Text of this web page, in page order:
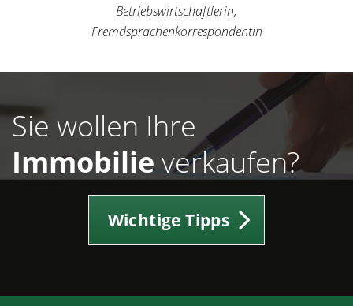
Betriebswirtschaftlerin,
Fremdsprachenkorrespondentin
Sie wollen Ihre
Immobilie verkaufen?
Wichtige Tipps